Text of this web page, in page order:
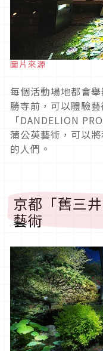
圖片來源
每個活動場地都會
勝寺前，可以體驗
「DANDELION
蒲公英藝術，可以
的人們。
京都「舊三
藝術